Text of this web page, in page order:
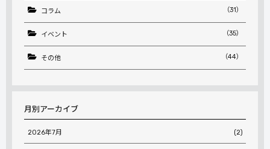
コラム （31）
イベント （35）
その他 （44）
月別アーカイブ
2026年7月 (2)